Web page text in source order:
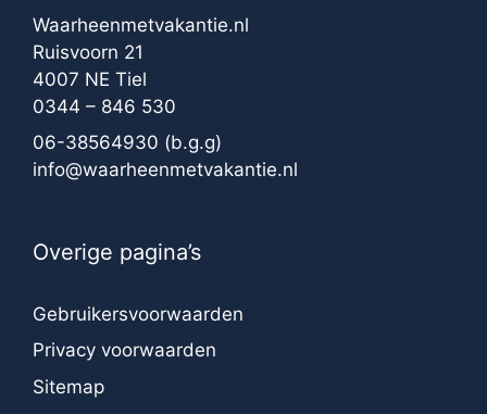
Waarheenmetvakantie.nl
Ruisvoorn 21
4007 NE Tiel
0344 – 846 530
06-38564930 (b.g.g)
info@waarheenmetvakantie.nl
Overige pagina’s
Gebruikersvoorwaarden
Privacy voorwaarden
Sitemap